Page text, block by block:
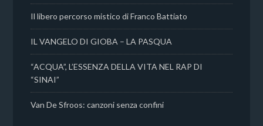
Il libero percorso mistico di Franco Battiato
IL VANGELO DI GIOBA – LA PASQUA
“ACQUA”, L’ESSENZA DELLA VITA NEL RAP DI
“SINAI”
Van De Sfroos: canzoni senza confini